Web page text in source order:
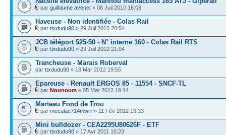
par guillaume avenet » 06 Juil 2010 16:08
Haveuse - Non identifiée - Colas Rail
par ttxdudu90 » 29 Juil 2012 20:54
JCB téléport 525-50 - N° interne 160 - Colas Rail RTS
par ttxdudu90 » 29 Juil 2012 21:04
Trancheuse - Marais Roberval
par ttxdudu90 » 18 Mar 2012 19:55
Epareuse - Renault ERGOS 85 - 11554 - SNCF-TL
par Nounours » 05 Mar 2012 19:14
Marteau Fond de Trou
par mecalac714mwrr » 11 Fév 2012 13:33
Mini bulldozer - CEA2295U80626F - ETF
par ttxdudu90 » 17 Avr 2011 15:23